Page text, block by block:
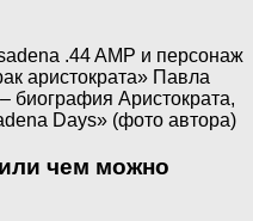
.44 AMP и персонаж
аристократа» Павла
биография Аристократа,
Days» (фото автора)
чем можно